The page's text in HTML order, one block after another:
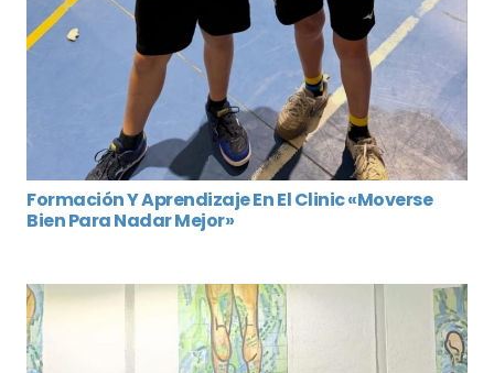
Formación Y Aprendizaje En El Clinic «Moverse
Bien Para Nadar Mejor»